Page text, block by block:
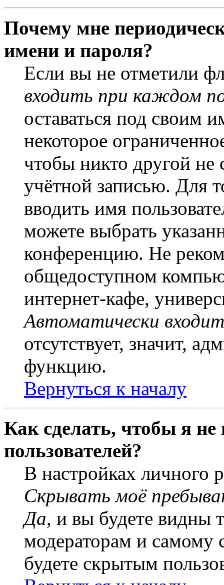
Почему мне
имени и пароля?
Если вы не отметили
входить при каждом
оставаться под своим
некоторое
чтобы никто другой не
учётной записью. Для
вводить имя
можете выбрать
конференцию. Не
общедоступном
интернет-кафе,
Автоматически
отсутствует, значит,
функцию.
Вернуться к началу
Как сделать, чтобы я
пользователей?
В настройках личного
Скрывать моё
Да, и вы будете видны
модераторам и самому
будете скрытым